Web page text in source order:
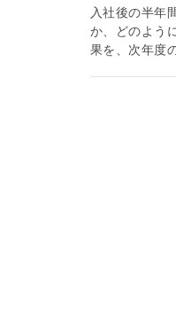
入社後の半年
か、どのよう
果を、次年度